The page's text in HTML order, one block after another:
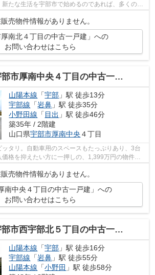
たな生活を宇部市で始めるのであれば、多くの不
売物件情報がありません。
厚南北４丁目の中古一戸建」への
お問い合わせはこちら
市厚南中央４丁目の中古一戸建
山陽本線 「宇部 」駅 徒歩13分
宇部線 「岩鼻 」駅 徒歩35分
小野田線 「 目出 」駅 徒歩46分
築35年 / 2階建
山口県宇部市厚南中央 ４丁目
タリ。自動車用のスペースもたっぷりあり、3台
格を抑えたい方に一押しの、1,399万円の物件で
でご家族での生...
売物件情報がありません。
南中央４丁目の中古一戸建」への
お問い合わせはこちら
市西宇部北５丁目の中古一戸建
山陽本線 「宇部 」駅 徒歩16分
宇部線 「岩鼻 」駅 徒歩55分
山陽本線 「小野田 」駅 徒歩58分